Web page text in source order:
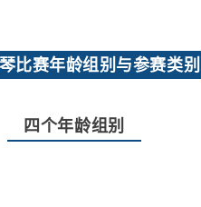
比赛年龄组别与参赛类别
四个年龄组别